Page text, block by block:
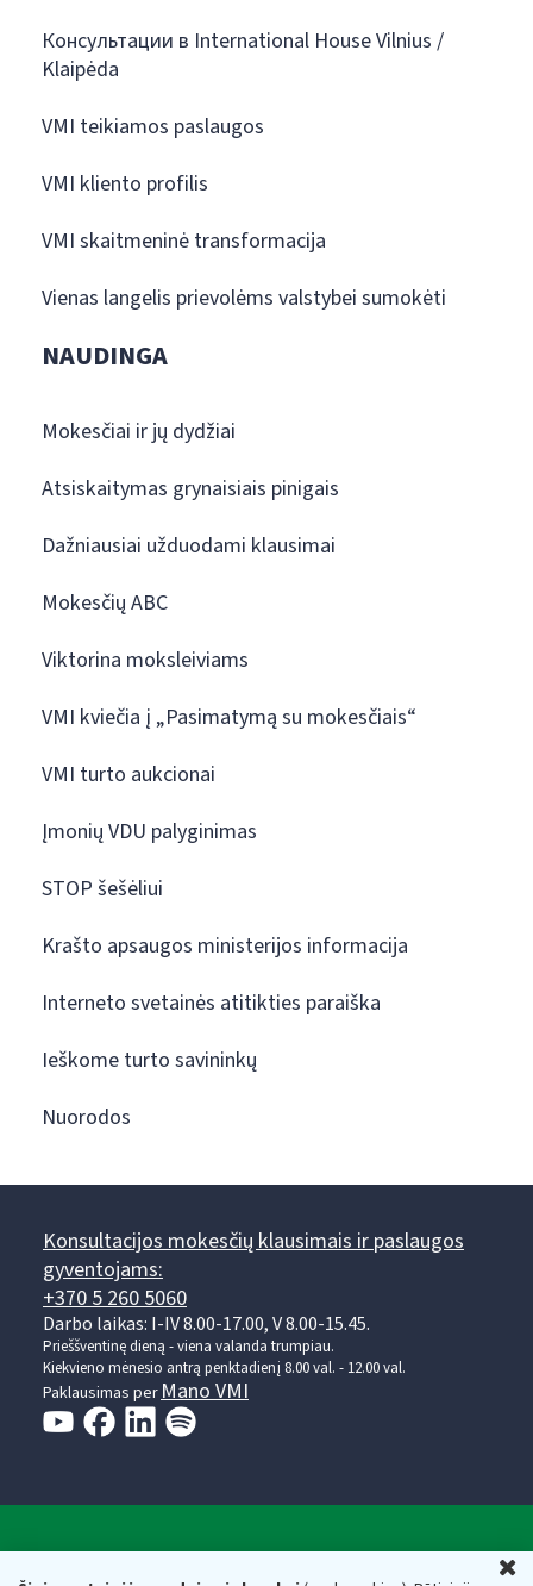
Консультации в International House Vilnius /
Klaipėda
VMI teikiamos paslaugos
VMI kliento profilis
VMI skaitmeninė transformacija
Vienas langelis prievolėms valstybei sumokėti
NAUDINGA
Mokesčiai ir jų dydžiai
Atsiskaitymas grynaisiais pinigais
Dažniausiai užduodami klausimai
Mokesčių ABC
Viktorina moksleiviams
VMI kviečia į „Pasimatymą su mokesčiais“
VMI turto aukcionai
Įmonių VDU palyginimas
STOP šešėliui
Krašto apsaugos ministerijos informacija
Interneto svetainės atitikties paraiška
Ieškome turto savininkų
Nuorodos
Konsultacijos mokesčių klausimais ir paslaugos
gyventojams:
+370 5 260 5060
Darbo laikas: I-IV 8.00-17.00, V 8.00-15.45.
Prieššventinę dieną - viena valanda trumpiau.
Kiekvieno mėnesio antrą penktadienį 8.00 val. - 12.00 val.
Paklausimas per Mano VMI